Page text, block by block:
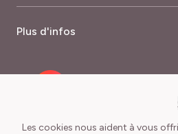
Les cookies nous aident à vous
Palmarès du magazine Capital
Quand commander ?
Plus d'infos
Nos garanties